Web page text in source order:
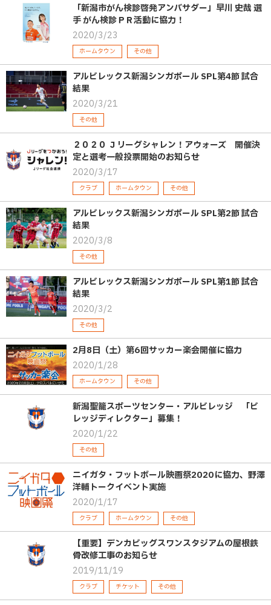
「新潟市がん検診啓発アンバサダー」早川 史哉 選
手 がん検診ＰＲ活動に協力！
2020/3/23
ホームタウン その他
アルビレックス新潟シンガポール SPL第4節 試合
結果
2020/3/21
その他
２０２０ Ｊリーグシャレン！アウォーズ 開催決
定と選考一般投票開始のお知らせ
2020/3/17
クラブ ホームタウン その他
アルビレックス新潟シンガポール SPL第2節 試合
結果
2020/3/8
その他
アルビレックス新潟シンガポール SPL第1節 試合
結果
2020/3/2
その他
2月8日（土）第6回サッカー楽会開催に協力
2020/1/28
ホームタウン その他
新潟聖籠スポーツセンター・アルビレッジ 「ビ
レッジディレクター」募集！
2020/1/22
その他
ニイガタ・フットボール映画祭2020に協力、野澤
洋輔トークイベント実施
2020/1/17
クラブ ホームタウン その他
【重要】デンカビッグスワンスタジアムの屋根鉄
骨改修工事のお知らせ
2019/11/19
クラブ チケット その他